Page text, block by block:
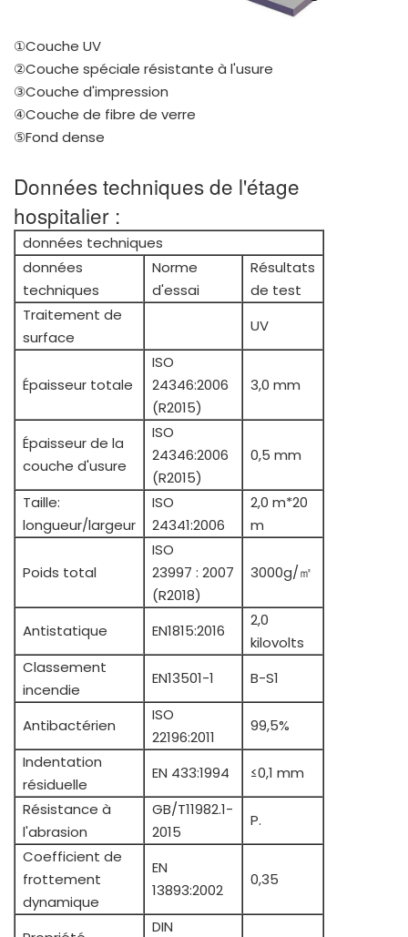
①Couche UV
②Couche spéciale résistante à l'usure
③Couche d'impression
④Couche de fibre de verre
⑤Fond dense
Données techniques de l'étage
hospitalier :
données techniques
données
techniques
Norme
d'essai
Résultats
de test
Traitement de
surface
UV
Épaisseur totale
ISO
24346:2006
(R2015)
3,0 mm
Épaisseur de la
couche d'usure
ISO
24346:2006
(R2015)
0,5 mm
Taille:
longueur/largeur
ISO
24341:2006
2,0 m*20
m
Poids total
ISO
23997 : 2007
(R2018)
3000g/㎡
Antistatique EN1815:2016
2,0
kilovolts
Classement
incendie
EN13501-1 B-S1
Antibactérien
ISO
22196:2011
99,5%
Indentation
résiduelle
EN 433:1994
≤0,1 mm
Résistance à
l'abrasion
GB/T11982.1-
2015
P.
Coefficient de
frottement
dynamique
EN
13893:2002
0,35
DIN